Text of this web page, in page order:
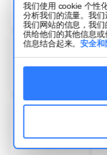
我们使用 cookie 个性
分析我们的流量。我
我们网站的信息，我
供给他们的其他信息
信息结合起来。安全和